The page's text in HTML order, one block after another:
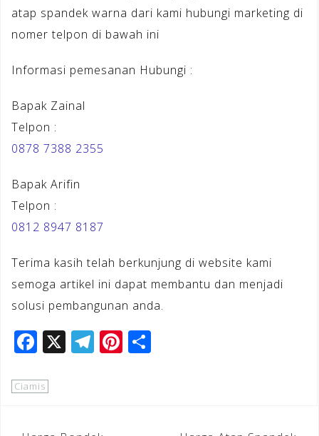
atap spandek warna dari kami hubungi marketing di
nomer telpon di bawah ini
Informasi pemesanan Hubungi :
Bapak Zainal
Telpon :
0878 7388 2355
Bapak Arifin
Telpon :
0812 8947 8187
Terima kasih telah berkunjung di website kami
semoga artikel ini dapat membantu dan menjadi
solusi pembangunan anda.
F
c
X T Pi
Ciamis